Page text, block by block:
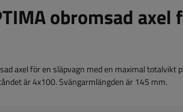
obromsad
axel för en släpvagn med en maximal
är 4x100. Svängarmlängden är 145 mm.